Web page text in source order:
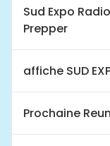
Sud Expo
Prepper
affiche SUD
Prochaine